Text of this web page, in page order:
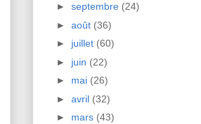
► septembre (24)
► août (36)
► juillet (60)
► juin (22)
► mai (26)
► avril (32)
► mars (43)